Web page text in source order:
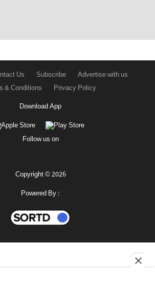
Us Subscribe
Advertise with us
& Conditions
Privacy Policy
Download App
Follow us on
Copyright © 2026
Powered By :